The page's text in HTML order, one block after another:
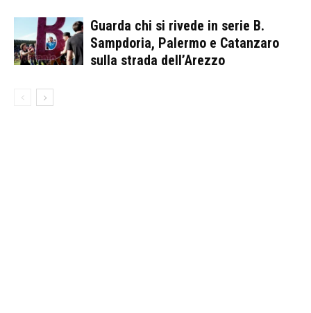
Guarda chi si rivede in serie B.
Sampdoria, Palermo e Catanzaro
sulla strada dell’Arezzo